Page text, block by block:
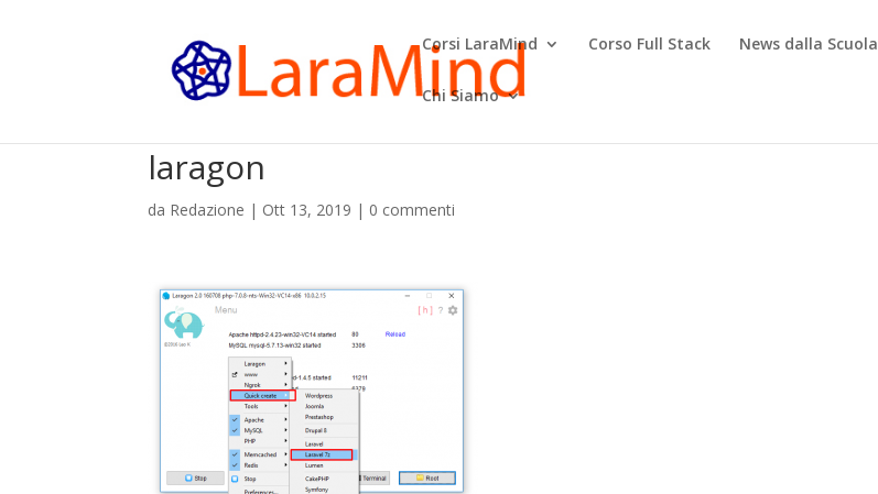
Corsi LaraMind Corso Full Stack News dalla Scuola
Chi Siamo
laragon
da Redazione | Ott 13, 2019 | 0 commenti